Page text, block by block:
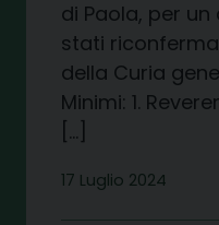
di Paola, per
stati
della Curia
Minimi: 1.
[…]
17 Luglio 2024